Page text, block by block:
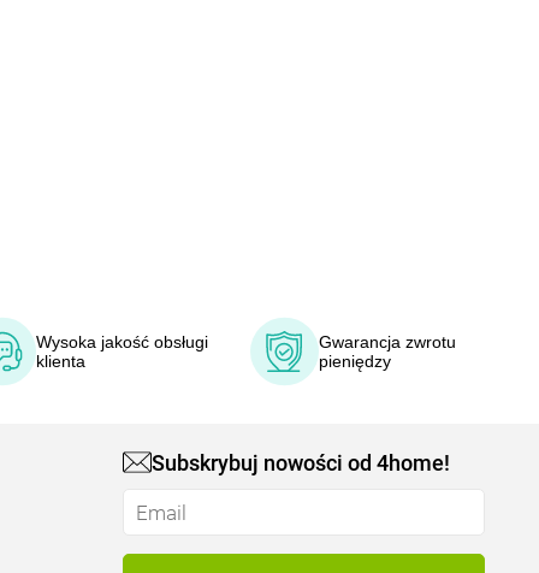
Wysoka jakość obsługi
klienta
Gwarancja zwrotu
pieniędzy
Subskrybuj nowości od 4home!